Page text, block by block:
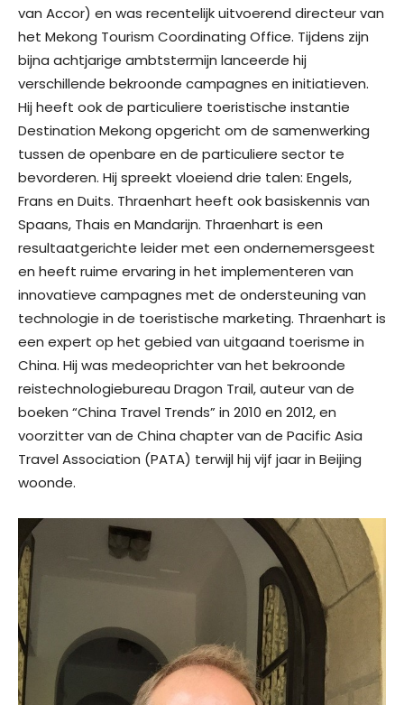
van Accor) en was recentelijk uitvoerend directeur van
het Mekong Tourism Coordinating Office. Tijdens zijn
bijna achtjarige ambtstermijn lanceerde hij
verschillende bekroonde campagnes en initiatieven.
Hij heeft ook de particuliere toeristische instantie
Destination Mekong opgericht om de samenwerking
tussen de openbare en de particuliere sector te
bevorderen. Hij spreekt vloeiend drie talen: Engels,
Frans en Duits. Thraenhart heeft ook basiskennis van
Spaans, Thais en Mandarijn. Thraenhart is een
resultaatgerichte leider met een ondernemersgeest
en heeft ruime ervaring in het implementeren van
innovatieve campagnes met de ondersteuning van
technologie in de toeristische marketing. Thraenhart is
een expert op het gebied van uitgaand toerisme in
China. Hij was medeoprichter van het bekroonde
reistechnologiebureau Dragon Trail, auteur van de
boeken “China Travel Trends” in 2010 en 2012, en
voorzitter van de China chapter van de Pacific Asia
Travel Association (PATA) terwijl hij vijf jaar in Beijing
woonde.